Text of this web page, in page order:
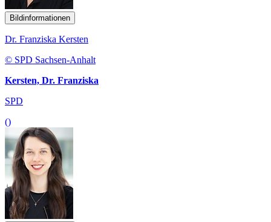
Bildinformationen
Dr. Franziska Kersten
© SPD Sachsen-Anhalt
Kersten, Dr. Franziska
SPD
()